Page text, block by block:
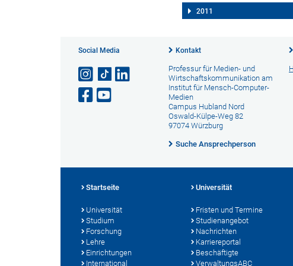
2011
Social Media Kontakt
Professur für Medien- und
Wirtschaftskommunikation am
Institut für Mensch-Computer-
Medien
Campus Hubland Nord
Oswald-Külpe-Weg 82
97074 Würzburg
Suche Ansprechperson
Startseite
Universität
Studium
Forschung
Lehre
Einrichtungen
International
Universität
Fristen und Termine
Studienangebot
Nachrichten
Karriereportal
Beschäftigte
VerwaltungsABC